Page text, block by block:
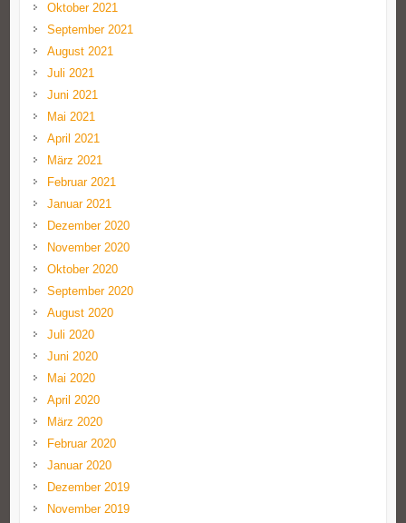
Oktober 2021
September 2021
August 2021
Juli 2021
Juni 2021
Mai 2021
April 2021
März 2021
Februar 2021
Januar 2021
Dezember 2020
November 2020
Oktober 2020
September 2020
August 2020
Juli 2020
Juni 2020
Mai 2020
April 2020
März 2020
Februar 2020
Januar 2020
Dezember 2019
November 2019